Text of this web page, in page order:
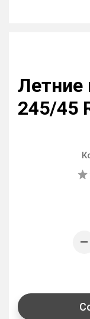
Летние
245/45